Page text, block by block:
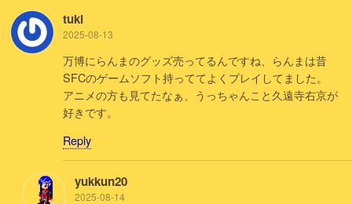
tuki
2025-08-13
万博にらんまのグッズ売ってるんですね、らんまは昔
SFCのゲームソフト持っててよくプレイしてました。
アニメの方も見てたなぁ、うっちゃんこと久遠寺右京が
好きです。
Reply
yukkun20
2025-08-14